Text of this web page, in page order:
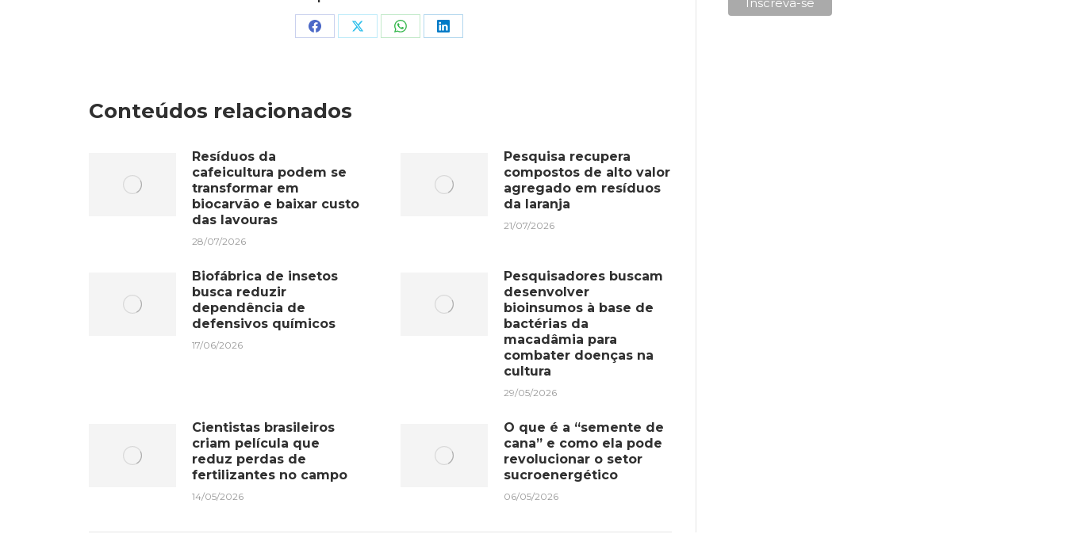
Share Share Share Share
Conteúdos relacionados
Resíduos da
cafeicultura podem se
transformar em
biocarvão e baixar custo
das lavouras
28/07/2026
Pesquisa recupera
compostos de alto valor
agregado em resíduos
da laranja
21/07/2026
Biofábrica de insetos
busca reduzir
dependência de
defensivos químicos
17/06/2026
Pesquisadores buscam
desenvolver
bioinsumos à base de
bactérias da
macadâmia para
combater doenças na
cultura
29/05/2026
Cientistas brasileiros
criam película que
reduz perdas de
fertilizantes no campo
14/05/2026
O que é a “semente de
cana” e como ela pode
revolucionar o setor
sucroenergético
06/05/2026